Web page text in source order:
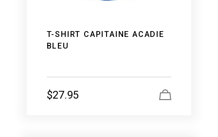
T-SHIRT CAPITAINE ACADIE
BLEU
$27.95